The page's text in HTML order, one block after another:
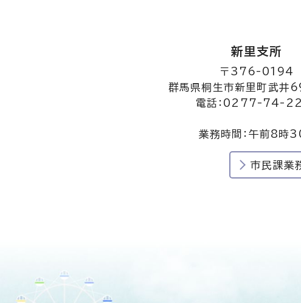
新里支所
〒376-0194
群馬県桐生市新里町武井
電話：0277-74-
業務時間：午前8時
市民課業